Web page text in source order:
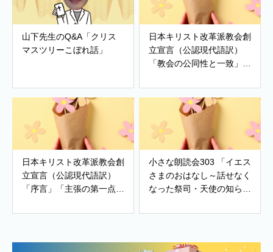
山下先生のQ&A「クリス
マスツリーこぼれ話」
日本キリスト改革派教会創
立宣言（公認現代語訳）
「教会の公同性と一致」
望」
日本キリスト改革派教会創
立宣言（公認現代語訳）
「序言」「主張の第一点～
「主張の第ニ点～信仰告
小さな朗読会303 「イエス
さまのおはなし～話せなく
なった祭司・天使の知ら